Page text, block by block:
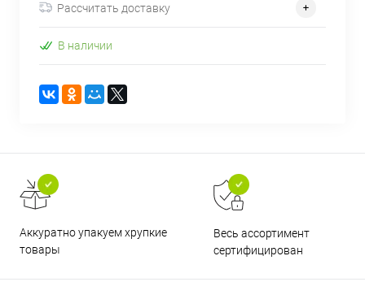
Рассчитать доставку
В наличии
Аккуратно упакуем хрупкие
товары
Весь ассортимент
сертифицирован